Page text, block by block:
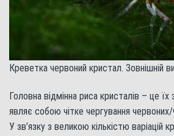
Креветка червоний кристал. Зовнішній
Головна відмінна риса кристалів – це
являє собою чітке чергування
У зв’язку з великою кількістю варіацій